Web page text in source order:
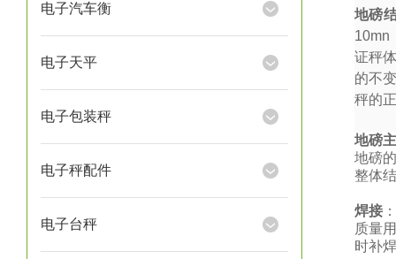
电子汽车衡
电子天平
电子包装秤
电子秤配件
电子台秤
地磅
10mn
证秤
的不
秤的
地磅
地磅
整体
焊接
质量
时补